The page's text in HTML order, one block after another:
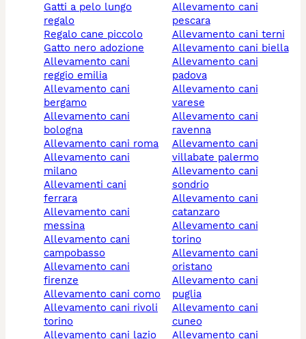
gatti a pelo lungo
regalo
regalo cane piccolo
gatto nero adozione
allevamento cani
reggio emilia
allevamento cani
bergamo
allevamento cani
bologna
allevamento cani roma
allevamento cani
milano
allevamenti cani
ferrara
allevamento cani
messina
allevamento cani
campobasso
allevamento cani
firenze
allevamento cani como
allevamento cani rivoli
torino
allevamento cani lazio
allevamento cani
pescara
allevamento cani terni
allevamento cani biella
allevamento cani
padova
allevamento cani
varese
allevamento cani
ravenna
allevamento cani
villabate palermo
allevamento cani
sondrio
allevamento cani
catanzaro
allevamento cani
torino
allevamento cani
oristano
allevamento cani
puglia
allevamento cani
cuneo
allevamento cani